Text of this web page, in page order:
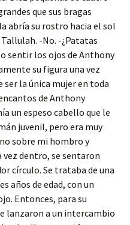
que sus bragas
abría su rostro hacia el sol
-No. -¿Patatas
sentir los ojos de Anthony
su figura una vez
ser la única mujer en toda
de Anthony
un espeso cabello que le
juvenil, pero era muy
sobre mi hombro y
dentro, se sentaron
círculo. Se trataba de una
años de edad, con un
Entonces, para su
lanzaron a un intercambio